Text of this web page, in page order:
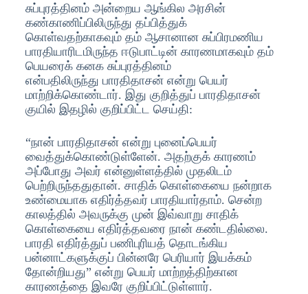
சுப்புரத்தினம் அன்றைய ஆங்கில அரசின்
கண்காணிப்பிலிருந்து தப்பித்துக்
கொள்வதற்காகவும் தம் ஆசானான சுப்பிரமணிய
பாரதியாரிடமிருந்த ஈடுபாட்டின் காரணமாகவும் தம்
பெயரைக் கனக சுப்புரத்தினம்
என்பதிலிருந்து பாரதிதாசன் என்று பெயர்
மாற்றிக்கொண்டார். இது குறித்துப் பாரதிதாசன்
குயில் இதழில் குறிப்பிட்ட செய்தி:
“நான் பாரதிதாசன் என்று புனைப்பெயர்
வைத்துக்கொண்டுள்ளேன். அதற்குக் காரணம்
அப்போது அவர் என்னுள்ளத்தில் முதலிடம்
பெற்றிருந்ததுதான். சாதிக் கொள்கையை நன்றாக
உண்மையாக எதிர்த்தவர் பாரதியார்தாம். சென்ற
காலத்தில் அவருக்கு முன் இவ்வாறு சாதிக்
கொள்கையை எதிர்த்தவரை நான் கண்டதில்லை.
பாரதி எதிர்த்துப் பணிபுரியத் தொடங்கிய
பன்னாட்களுக்குப் பின்னரே பெரியார் இயக்கம்
தோன்றியது” என்று பெயர் மாற்றத்திற்கான
காரணத்தை இவரே குறிப்பிட்டுள்ளார்.